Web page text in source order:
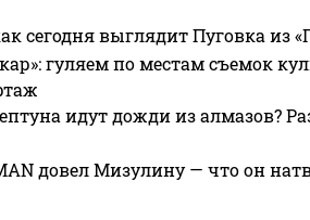
сегодня выглядит Пуговка из
гуляем по местам съемок
идут дожди из алмазов?
довел Мизулину — что он